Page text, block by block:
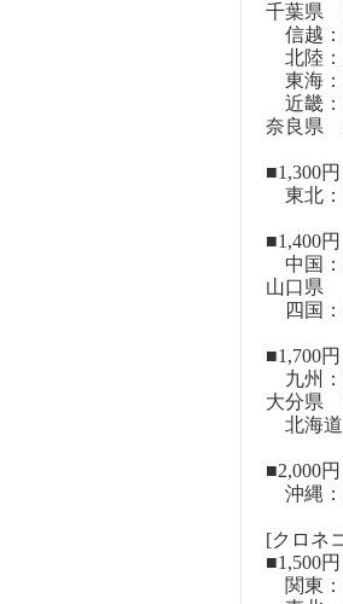
千葉県
信越
北陸
東海
近畿
奈良県
■1,300円
東北
■1,400円
中国
山口県
四国
■1,700円
九州
大分県
北海道
■2,000円
沖縄：
[クロネ
■1,500円
関東：